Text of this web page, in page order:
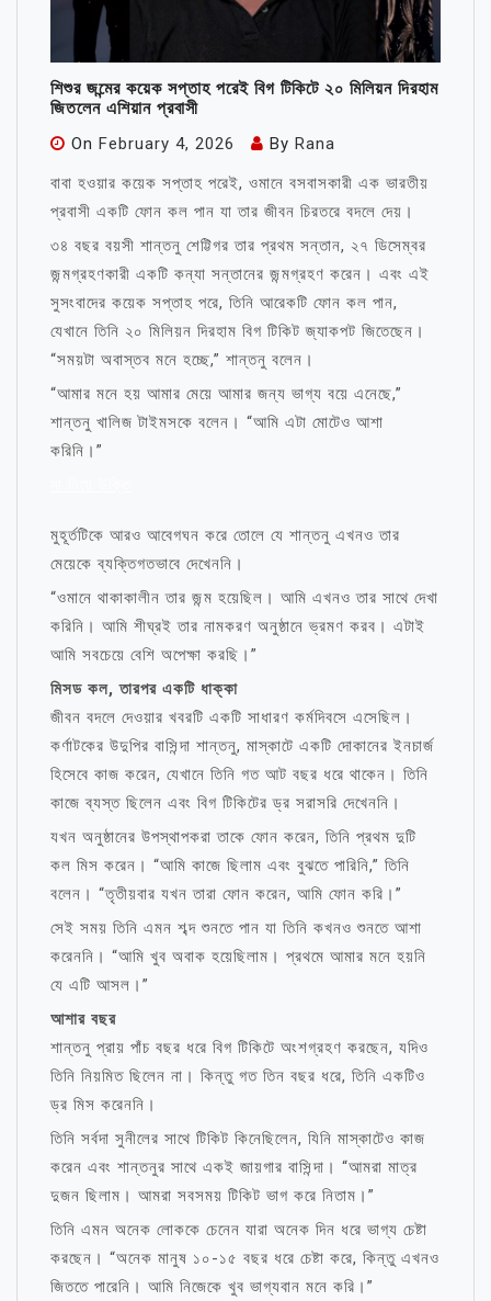
শিশুর জন্মের কয়েক সপ্তাহ পরেই বিগ টিকিটে ২০ মিলিয়ন দিরহাম
জিতলেন এশিয়ান প্রবাসী
On February 4, 2026 By Rana
বাবা হওয়ার কয়েক সপ্তাহ পরেই, ওমানে বসবাসকারী এক ভারতীয়
প্রবাসী একটি ফোন কল পান যা তার জীবন চিরতরে বদলে দেয়।
৩৪ বছর বয়সী শান্তনু শেট্টিগর তার প্রথম সন্তান, ২৭ ডিসেম্বর
জন্মগ্রহণকারী একটি কন্যা সন্তানের জন্মগ্রহণ করেন। এবং এই
সুসংবাদের কয়েক সপ্তাহ পরে, তিনি আরেকটি ফোন কল পান,
যেখানে তিনি ২০ মিলিয়ন দিরহাম বিগ টিকিট জ্যাকপট জিতেছেন।
“সময়টা অবাস্তব মনে হচ্ছে,” শান্তনু বলেন।
“আমার মনে হয় আমার মেয়ে আমার জন্য ভাগ্য বয়ে এনেছে,”
শান্তনু খালিজ টাইমসকে বলেন। “আমি এটা মোটেও আশা
করিনি।”
মুহূর্তটিকে আরও আবেগঘন করে তোলে যে শান্তনু এখনও তার
মেয়েকে ব্যক্তিগতভাবে দেখেননি।
“ওমানে থাকাকালীন তার জন্ম হয়েছিল। আমি এখনও তার সাথে দেখা
করিনি। আমি শীঘ্রই তার নামকরণ অনুষ্ঠানে ভ্রমণ করব। এটাই
আমি সবচেয়ে বেশি অপেক্ষা করছি।”
মিসড কল, তারপর একটি ধাক্কা
জীবন বদলে দেওয়ার খবরটি একটি সাধারণ কর্মদিবসে এসেছিল।
কর্ণাটকের উদুপির বাসিন্দা শান্তনু, মাস্কাটে একটি দোকানের ইনচার্জ
হিসেবে কাজ করেন, যেখানে তিনি গত আট বছর ধরে থাকেন। তিনি
কাজে ব্যস্ত ছিলেন এবং বিগ টিকিটের ড্র সরাসরি দেখেননি।
যখন অনুষ্ঠানের উপস্থাপকরা তাকে ফোন করেন, তিনি প্রথম দুটি
কল মিস করেন। “আমি কাজে ছিলাম এবং বুঝতে পারিনি,” তিনি
বলেন। “তৃতীয়বার যখন তারা ফোন করেন, আমি ফোন করি।”
সেই সময় তিনি এমন শব্দ শুনতে পান যা তিনি কখনও শুনতে আশা
করেননি। “আমি খুব অবাক হয়েছিলাম। প্রথমে আমার মনে হয়নি
যে এটি আসল।”
আশার বছর
শান্তনু প্রায় পাঁচ বছর ধরে বিগ টিকিটে অংশগ্রহণ করছেন, যদিও
তিনি নিয়মিত ছিলেন না। কিন্তু গত তিন বছর ধরে, তিনি একটিও
ড্র মিস করেননি।
তিনি সর্বদা সুনীলের সাথে টিকিট কিনেছিলেন, যিনি মাস্কাটেও কাজ
করেন এবং শান্তনুর সাথে একই জায়গার বাসিন্দা। “আমরা মাত্র
দুজন ছিলাম। আমরা সবসময় টিকিট ভাগ করে নিতাম।”
তিনি এমন অনেক লোককে চেনেন যারা অনেক দিন ধরে ভাগ্য চেষ্টা
করছেন। “অনেক মানুষ ১০-১৫ বছর ধরে চেষ্টা করে, কিন্তু এখনও
জিততে পারেনি। আমি নিজেকে খুব ভাগ্যবান মনে করি।”